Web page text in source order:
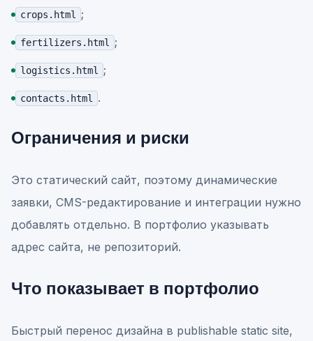
crops.html ;
fertilizers.html ;
logistics.html ;
contacts.html .
Ограничения и риски
Это статический сайт, поэтому динамические
заявки, CMS-редактирование и интеграции нужно
добавлять отдельно. В портфолио указывать
адрес сайта, не репозиторий.
Что показывает в портфолио
Быстрый перенос дизайна в publishable static site,